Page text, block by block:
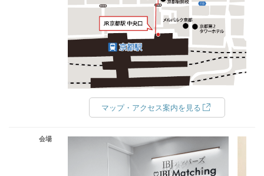
マップ・アクセス案内を見る
会場